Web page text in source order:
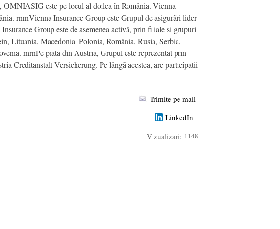
este pe locul al doilea în România. Vienna
rnrnVienna Insurance Group este Grupul de asigurãri lider
Group este de asemenea activã, prin filiale si grupuri
Lituania, Macedonia, Polonia, România, Rusia, Serbia,
rnrnPe piata din Austria, Grupul este reprezentat prin
Creditanstalt Versicherung. Pe lângã acestea, are participatii
Trimite pe mail
LinkedIn
Vizualizari: 1148